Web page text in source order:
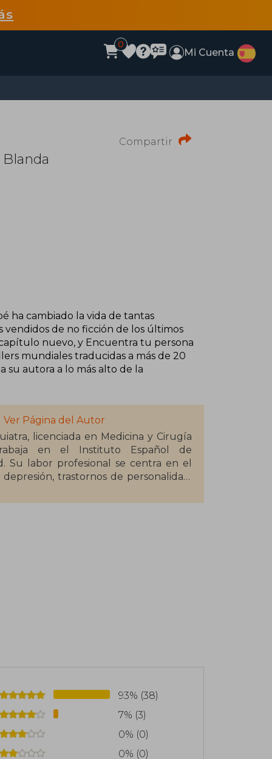
0
Mi Cuenta
Compartir
Blanda
ha cambiado la vida de tantas
vendidos de no ficción de los últimos
nuevo, y Encuentra tu persona
mundiales traducidas a más de 20
su autora a lo más alto de la
Ver Página del Autor
licenciada en Medicina y Cirugía
en el Instituto Español de
Su labor profesional se centra en el
trastornos de personalidad,
Es profesora invitada de la
colaborado en varios proyectos de
93% (38)
7% (3)
0% (0)
0% (0)